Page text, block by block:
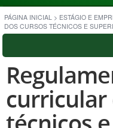
PÁGINA INICIAL > ESTÁGIO E
DOS CURSOS TÉCNICOS E
curricular